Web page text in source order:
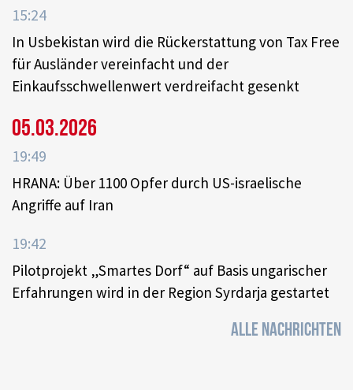
15:24
In Usbekistan wird die Rückerstattung von Tax Free
für Ausländer vereinfacht und der
Einkaufsschwellenwert verdreifacht gesenkt
05.03.2026
19:49
HRANA: Über 1100 Opfer durch US-israelische
Angriffe auf Iran
19:42
Pilotprojekt „Smartes Dorf“ auf Basis ungarischer
Erfahrungen wird in der Region Syrdarja gestartet
ALLE NACHRICHTEN